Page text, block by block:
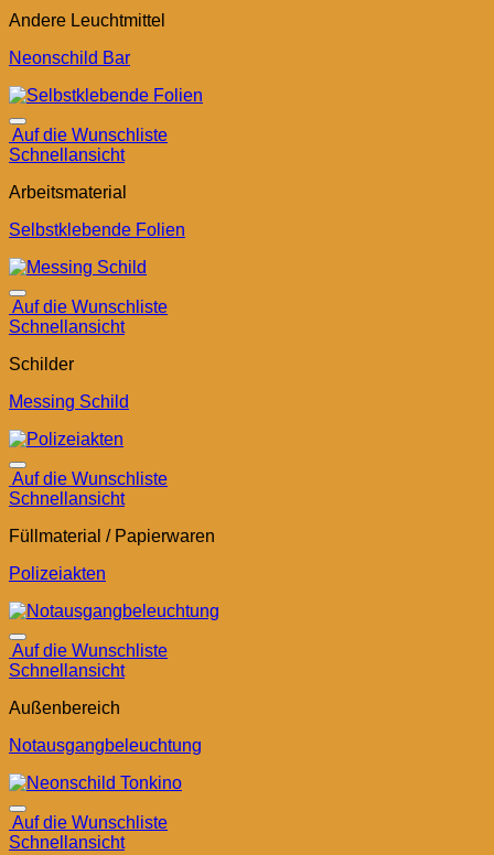
Andere Leuchtmittel
Neonschild Bar
Auf die Wunschliste
Schnellansicht
Arbeitsmaterial
Selbstklebende Folien
Auf die Wunschliste
Schnellansicht
Schilder
Messing Schild
Auf die Wunschliste
Schnellansicht
Füllmaterial / Papierwaren
Polizeiakten
Auf die Wunschliste
Schnellansicht
Außenbereich
Notausgangbeleuchtung
Auf die Wunschliste
Schnellansicht